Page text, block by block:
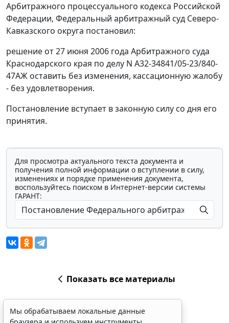
Арбитражного процессуального кодекса Российской
Федерации, Федеральный арбитражный суд Северо-
Кавказского округа постановил:
решение от 27 июня 2006 года Арбитражного суда
Краснодарского края по делу N А32-34841/05-23/840-
47АЖ оставить без изменения, кассационную жалобу
- без удовлетворения.
Постановление вступает в законную силу со дня его
принятия.
Для просмотра актуального текста документа и
получения полной информации о вступлении в силу,
изменениях и порядке применения документа,
воспользуйтесь поиском в Интернет-версии системы
ГАРАНТ:
Показать все материалы
Мы обрабатываем локальные данные